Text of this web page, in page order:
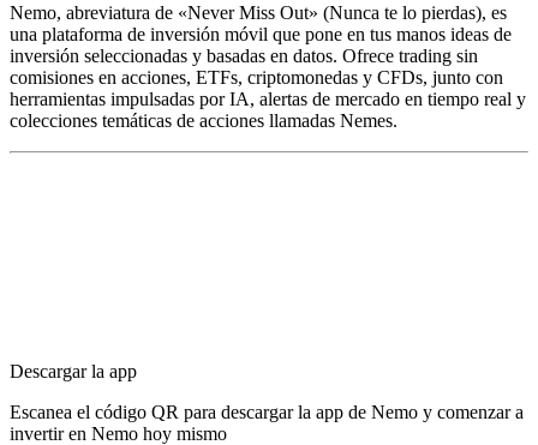
Nemo, abreviatura de «Never Miss Out» (Nunca te lo pierdas), es
una plataforma de inversión móvil que pone en tus manos ideas de
inversión seleccionadas y basadas en datos. Ofrece trading sin
comisiones en acciones, ETFs, criptomonedas y CFDs, junto con
herramientas impulsadas por IA, alertas de mercado en tiempo real y
colecciones temáticas de acciones llamadas Nemes.
Descargar la app
Escanea el código QR para descargar la app de Nemo y comenzar a
invertir en Nemo hoy mismo